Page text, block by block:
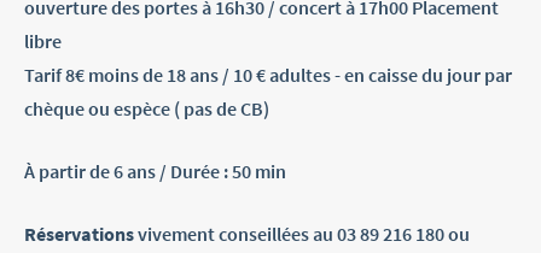
ouverture des portes à 16h30 / concert à 17h00 Placement
libre
Tarif 8€ moins de 18 ans / 10 € adultes - en caisse du jour par
chèque ou espèce ( pas de CB)
À partir de 6 ans / Durée : 50 min
Réservationsvivement conseillées au 03 89 216 180 ou